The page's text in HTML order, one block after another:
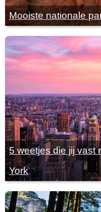
Mooiste nationale
5 weetjes die jij vast
York